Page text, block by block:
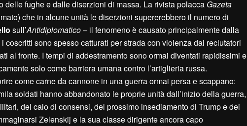
fughe e dalle diserzioni di massa. La rivista polacca Gazeta
che in alcune unità le diserzioni supererebbero il numero di
sull’Antidiplomatico– il fenomeno è causato principalmente dalla
sono spesso catturati per strada con violenza dai reclutatori
al fronte. I tempi di addestramento sono ormai diventati rapidissimi e
solo come barriera umana contro l’artiglieria russa.
come carne da cannone in una guerra ormai persa e scappano:
soldati hanno abbandonato le proprie unità dall’inizio della guerra,
del calo di consensi, del prossimo insediamento di Trump e dei
Zelenskij e la sua classe dirigente ancora capo